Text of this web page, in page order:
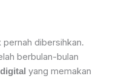
dibersihkan.
berbulan-bulan
yang memakan